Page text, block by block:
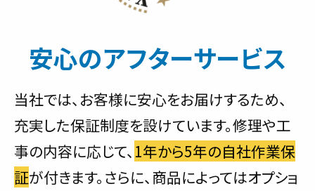
安心のアフターサービス
当社では、お客様に安心をお届けするため、
充実した保証制度を設けています。修理や工
事の内容に応じて、 1年から5年の自社作業保
証が付きます。さらに、商品によってはオプショ